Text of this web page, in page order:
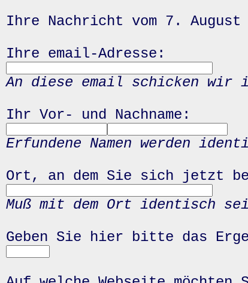
Ihre Nachricht vom 7. August
Ihre email-Adresse:
An diese email schicken
Ihr Vor- und Nachname:
Erfundene Namen werden
Ort, an dem Sie sich jetzt
Muß mit dem Ort identisch
Geben Sie hier bitte das